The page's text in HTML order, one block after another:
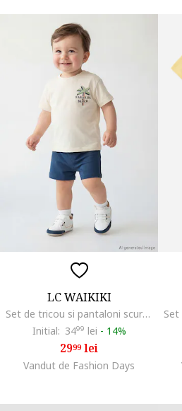
LC WAIKIKI
Set de tricou si pantaloni scurti - 2 piese, Crem/Bleumarin
Initial: 3499 lei - 14%
2999lei
Vandut de Fashion Days